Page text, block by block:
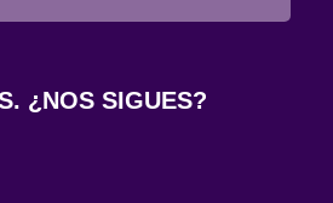
¿NOS SIGUES?